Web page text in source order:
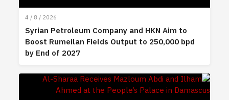
4 / 8 / 2026
Syrian Petroleum Company and HKN Aim to
Boost Rumeilan Fields Output to 250,000 bpd
by End of 2027